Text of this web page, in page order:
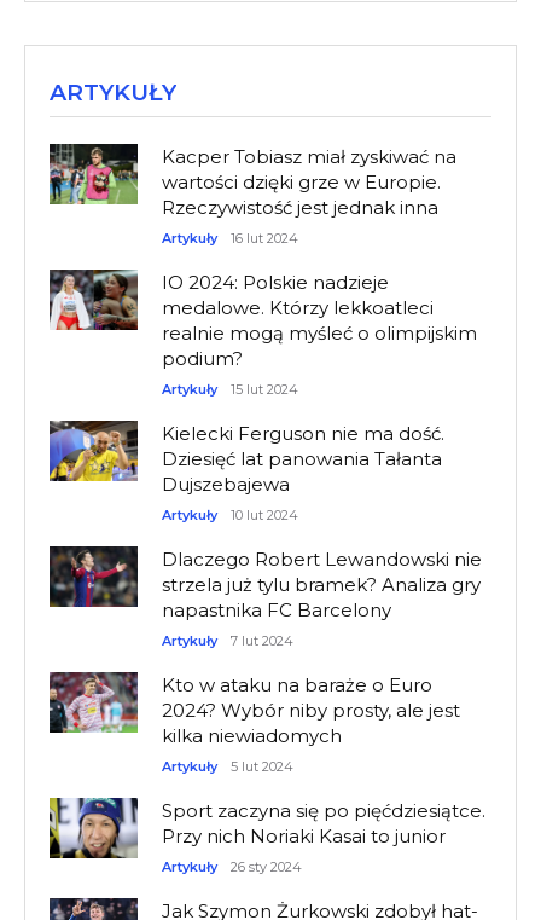
ARTYKUŁY
Kacper Tobiasz miał zyskiwać na
wartości dzięki grze w Europie.
Rzeczywistość jest jednak inna
Artykuły 16 lut 2024
IO 2024: Polskie nadzieje
medalowe. Którzy lekkoatleci
realnie mogą myśleć o olimpijskim
podium?
Artykuły 15 lut 2024
Kielecki Ferguson nie ma dość.
Dziesięć lat panowania Tałanta
Dujszebajewa
Artykuły 10 lut 2024
Dlaczego Robert Lewandowski nie
strzela już tylu bramek? Analiza gry
napastnika FC Barcelony
Artykuły 7 lut 2024
Kto w ataku na baraże o Euro
2024? Wybór niby prosty, ale jest
kilka niewiadomych
Artykuły 5 lut 2024
Sport zaczyna się po pięćdziesiątce.
Przy nich Noriaki Kasai to junior
Artykuły 26 sty 2024
Jak Szymon Żurkowski zdobył hat-